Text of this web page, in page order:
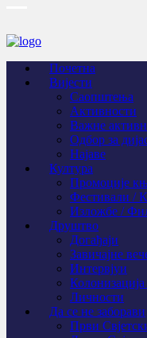
Почетна
Вијести
Саопштења
Активности
Важне
Одбор за
Најаве
Култура
Промоције
Фестивали /
Изложбе /
Друштво
Догађаји
Завичајне
Интервјуи
Личности
Да се не заборави
Први